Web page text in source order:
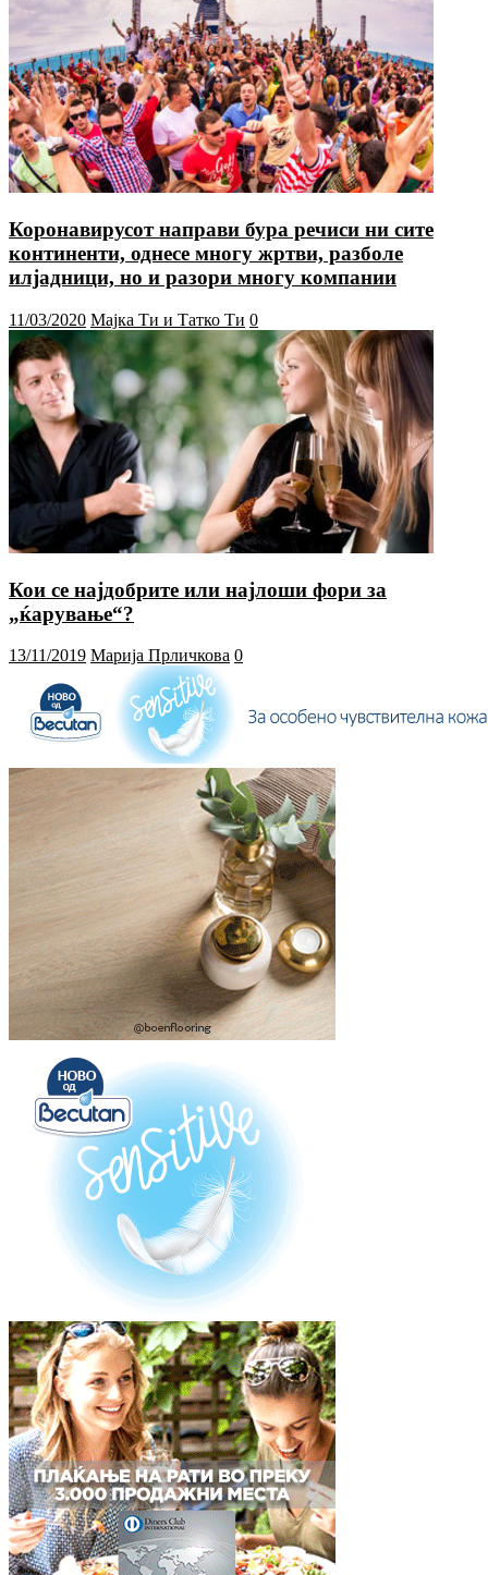
Коронавирусот направи бура речиси ни сите
континенти, однесе многу жртви, разболе
илјадници, но и разори многу компании
11/03/2020 Мајка Ти и Татко Ти 0
Кои се најдобрите или најлоши фори за
„ќарување“?
13/11/2019 Марија Прличкова 0